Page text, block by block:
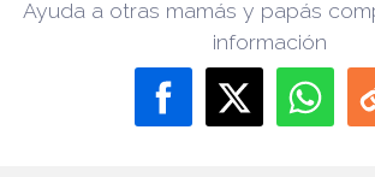
Ayuda a otras mamás y papás
información